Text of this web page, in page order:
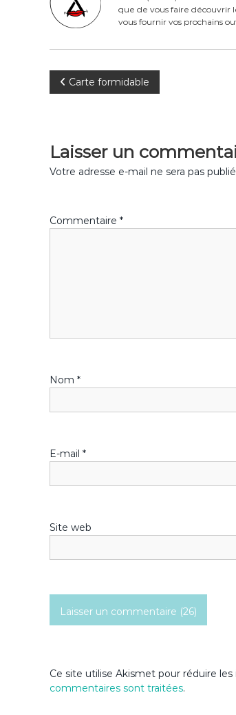
o
k
que de vous faire découvrir
vous fournir vos prochains
N
v
i
o
d
l
’
a
l
Carte formidable
Laisser un
Votre adresse e-mail ne sera pas
Commentaire *
Nom *
E-mail *
Site web
Ce site utilise Akismet pour réduire les
commentaires sont traitées.